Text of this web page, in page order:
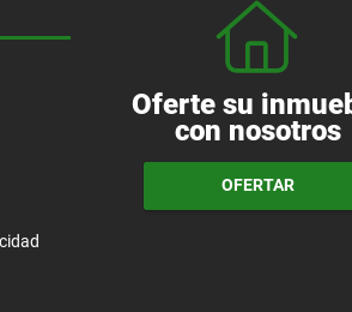
Oferte su
con nosotros
OFERTAR